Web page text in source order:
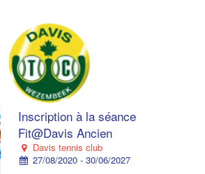
Inscription à la séance
Fit@Davis Ancien
Davis tennis club
27/08/2020 - 30/06/2027